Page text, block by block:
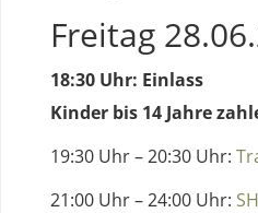
Freitag
18:30 Uhr: Einlass
Kinder bis 14 Jahre
19:30 Uhr – 20:30 Uhr:
21:00 Uhr – 24:00 Uhr: